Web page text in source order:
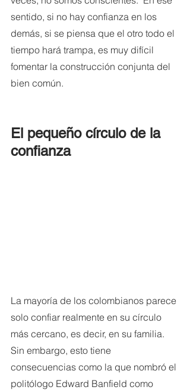
sentido, si no hay confianza en los
demás, si se piensa que el otro todo el
tiempo hará trampa, es muy difícil
fomentar la construcción conjunta del
bien común.
El pequeño círculo de la
confianza
La mayoría de los colombianos parece
solo confiar realmente en su círculo
más cercano, es decir, en su familia.
Sin embargo, esto tiene
consecuencias como la que nombró el
politólogo Edward Banfield como